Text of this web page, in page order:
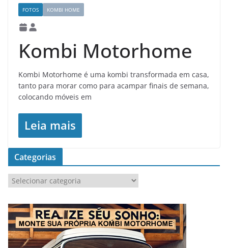
FOTOS KOMBI HOME
Kombi Motorhome
Kombi Motorhome é uma kombi transformada em casa,
tanto para morar como para acampar finais de semana,
colocando móveis em
Leia mais
Categorias
a
e
g
o
r